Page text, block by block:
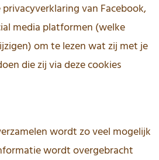
van Facebook,
media platformen (welke
om te lezen wat zij met je
die zij via deze cookies
wordt zo veel mogelijk
wordt overgebracht